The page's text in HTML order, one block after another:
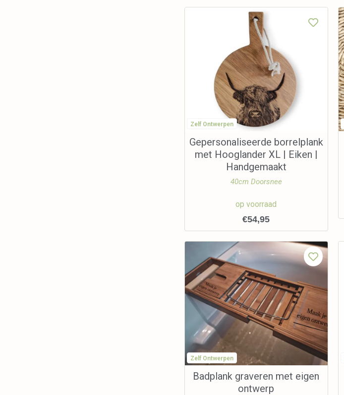
Zelf Ontwerpen
Gepersonaliseerde borrelplank
met Hooglander XL | Eiken |
Handgemaakt
40cm Doorsnee
op voorraad
€54,95
Zelf Ontwerpen
Badplank graveren met eigen
ontwerp